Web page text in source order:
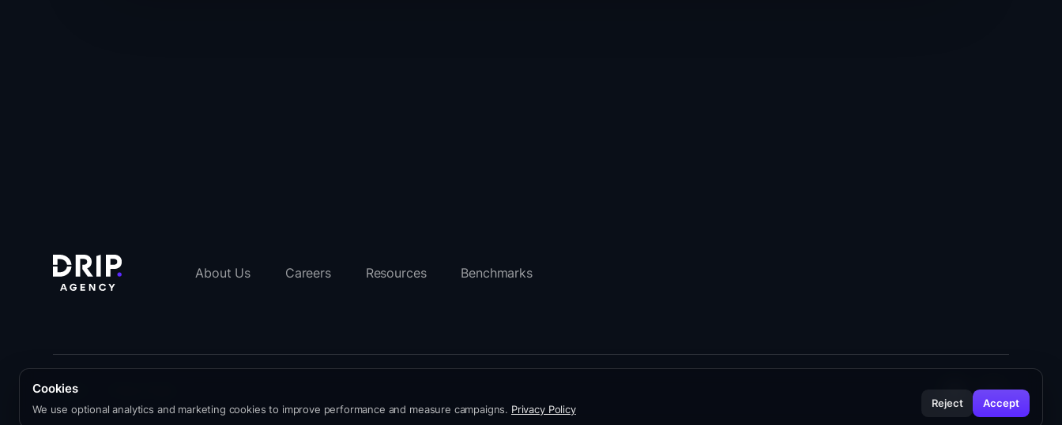
About Us Careers Resources Benchmarks
Imprint
Cookies
We use optional analytics and marketing cookies to improve performance and measure campaigns. Privacy Policy Reject Accept